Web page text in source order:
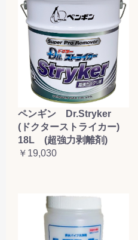
ペンギン Dr.Stryker
(ドクターストライカー)
18L (超強力剥離剤)
￥19,030